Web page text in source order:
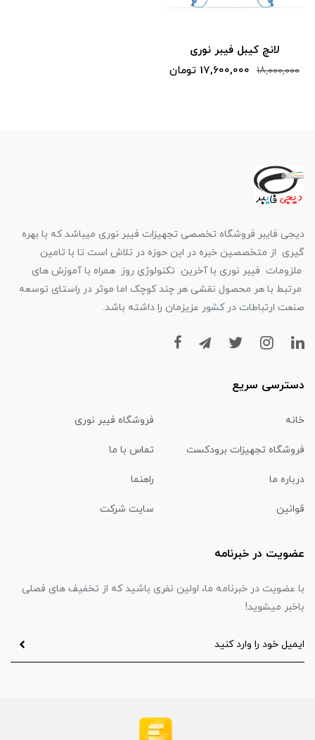
لانچ کیبل فیبر نوری
18,000,000 17,600,000 تومان
دیجی فایبر فروشگاه تخصصی تجهیزات فیبر نوری میباشد که با بهره
گیری از متخصصین خبره در این حوزه در تلاش است تا با تامین
ملزومات فیبر نوری با آخرین تکنولوژی روز همراه با آموزش های
مرتبط با هر محصول نقشی هر چند کوچک اما موثر در راستای توسعه
صنعت ارتباطات در کشور عزیزمان را داشته باشد.
دسترسی سریع
خانه فروشگاه فیبر نوری
فروشگاه تجهیزات برودکست تماس با ما
درباره ما راهنما
قوانین سایت شرکت
عضویت در خبرنامه
با عضویت در خبرنامه ما، اولین نفری باشید که از تخفیف های فصلی
باخبر میشوید!